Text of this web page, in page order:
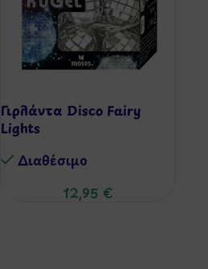
Γιρλάντα Disco Fairy
Lights
Διαθέσιμo
12,95 €